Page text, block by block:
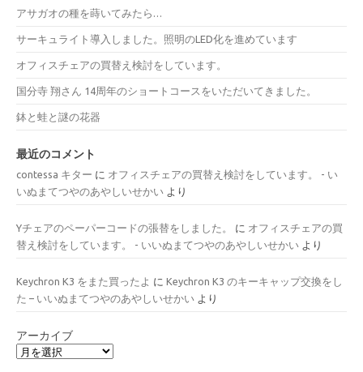
アサガオの種を蒔いてみたら…
サーキュライト導入しました。照明のLED化を進めています
オフィスチェアの買替え検討をしています。
国分寺 翔さん 14周年のショートコースをいただいてきました。
鉢と蛙と謎の花器
最近のコメント
contessa キター に オフィスチェアの買替え検討をしています。 - い
いぬまてつやのあやしいせかい より
Yチェアのペーパーコードの張替をしました。 に オフィスチェアの買
替え検討をしています。 - いいぬまてつやのあやしいせかい より
Keychron K3 をまた買ったよ に Keychron K3 のキーキャップ交換をし
た – いいぬまてつやのあやしいせかい より
アーカイブ